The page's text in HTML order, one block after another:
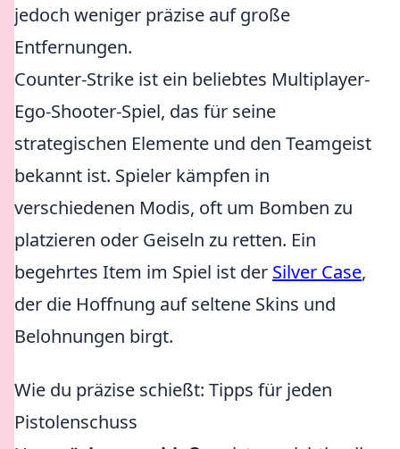
jedoch weniger präzise auf große
Entfernungen.
Counter-Strike ist ein beliebtes Multiplayer-
Ego-Shooter-Spiel, das für seine
strategischen Elemente und den Teamgeist
bekannt ist. Spieler kämpfen in
verschiedenen Modis, oft um Bomben zu
platzieren oder Geiseln zu retten. Ein
begehrtes Item im Spiel ist der Silver Case,
der die Hoffnung auf seltene Skins und
Belohnungen birgt.
Wie du präzise schießt: Tipps für jeden
Pistolenschuss